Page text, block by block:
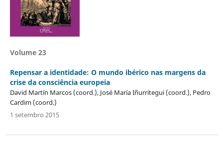
Volume 23
Repensar a identidade: O mundo ibérico nas margens da
crise da consciência europeia
David Martín Marcos (coord.), José María Iñurritegui (coord.), Pedro
Cardim (coord.)
1 setembro 2015